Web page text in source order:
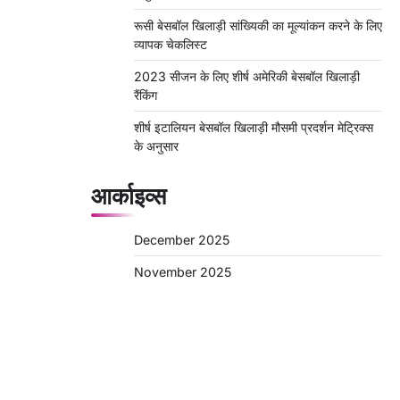
रूसी बेसबॉल खिलाड़ी सांख्यिकी का मूल्यांकन करने के लिए
व्यापक चेकलिस्ट
2023 सीजन के लिए शीर्ष अमेरिकी बेसबॉल खिलाड़ी
रैंकिंग
शीर्ष इटालियन बेसबॉल खिलाड़ी मौसमी प्रदर्शन मेट्रिक्स
के अनुसार
आर्काइव्स
December 2025
November 2025